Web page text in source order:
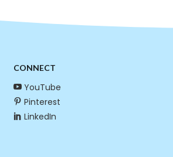
CONNECT
YouTube
Pinterest
LinkedIn